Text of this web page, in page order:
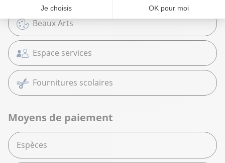
Beaux Arts
Espace services
Fournitures scolaires
Moyens de paiement
Espèces